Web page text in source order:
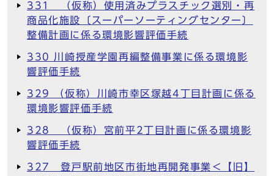
331 （仮称）使用済みプラスチック選別・再
商品化施設〔スーパーソーティングセンター〕
整備計画に係る環境影響評価手続
330 川崎授産学園再編整備事業に係る環境影
響評価手続
329 （仮称）川崎市幸区塚越4丁目計画に係る
環境影響評価手続
328 （仮称）宮前平2丁目計画に係る環境影
響評価手続
327 登戸駅前地区市街地再開発事業＜【旧】